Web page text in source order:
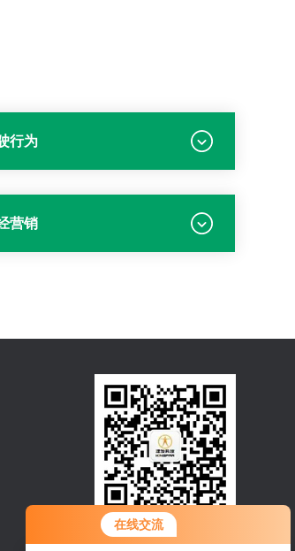
在线交流
您好！欢迎前来咨询，很高兴为您
服务，请问您要咨询什么问题呢？
行为
营销
扫一扫，关注微信